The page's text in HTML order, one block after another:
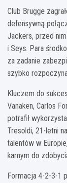
3
A. Balde
Club Brugge
defensywną
Jackers, przed
i Seys. Para
za zadanie
szybko
Kluczem do
Vanaken, Carlos
potrafił
Tresoldi, 21-letni
talentów w
karnym do
Formacja 4-2-3-1